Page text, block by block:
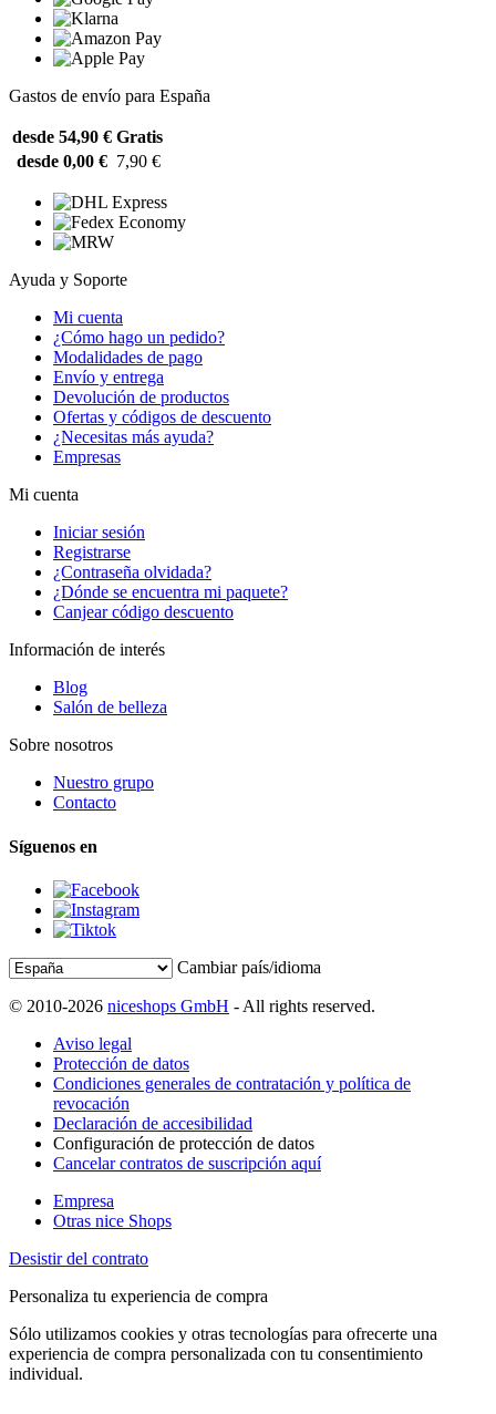
Gastos de envío para España
desde 54,90 € Gratis
desde 0,00 € 7,90 €
Ayuda y Soporte
Mi cuenta
¿Cómo hago un pedido?
Modalidades de pago
Envío y entrega
Devolución de productos
Ofertas y códigos de descuento
¿Necesitas más ayuda?
Empresas
Mi cuenta
Iniciar sesión
Registrarse
¿Contraseña olvidada?
¿Dónde se encuentra mi paquete?
Canjear código descuento
Información de interés
Blog
Salón de belleza
Sobre nosotros
Nuestro grupo
Contacto
Síguenos en
Cambiar país/idioma
© 2010-2026 niceshops GmbH - All rights reserved.
Aviso legal
Protección de datos
Condiciones generales de contratación y política de
revocación
Declaración de accesibilidad
Configuración de protección de datos
Cancelar contratos de suscripción aquí
Empresa
Otras nice Shops
Desistir del contrato
Personaliza tu experiencia de compra
Sólo utilizamos cookies y otras tecnologías para ofrecerte una
experiencia de compra personalizada con tu consentimiento
individual.